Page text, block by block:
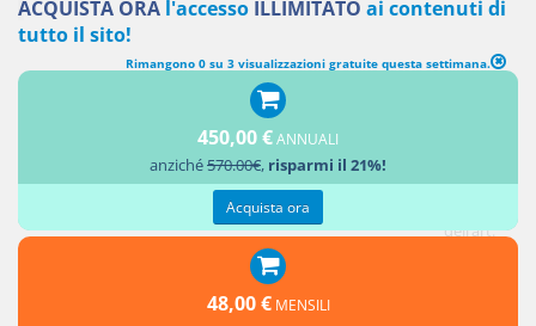
dell’art.
ACQUISTA ORA l'accesso ILLIMITATO ai contenuti di
tutto il sito!
Rimangono 0 su 3 visualizzazioni gratuite questa settimana.
450,00 €ANNUALI
anziché570.00€, risparmi il 21%!
Acquista ora
48,00 € MENSILI